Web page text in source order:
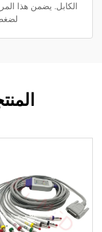
الكابل. يضمن هذا